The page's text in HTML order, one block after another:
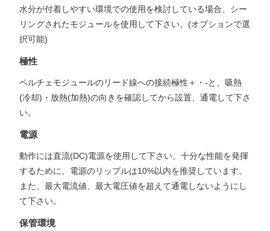
水分が付着しやすい環境での使用を検討している場合、シー
リングされたモジュールを使用して下さい。(オプションで選
択可能)
極性
ペルチェモジュールのリード線への接続極性＋・-と、吸熱
(冷却)・放熱(加熱)の向きを確認してから設置、通電して下さ
い。
電源
動作には直流(DC)電源を使用して下さい。十分な性能を発揮
するために、電源のリップルは10%以内を推奨しています。
また、最大電流値、最大電圧値を超えて通電しないようにし
て下さい。
保管環境